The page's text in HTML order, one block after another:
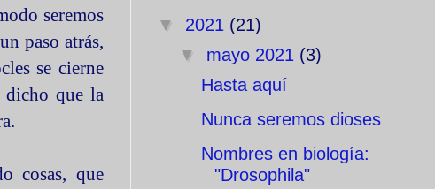
seremos
paso atrás,
se cierne
dicho que la
cosas, que
▼ 2021 (21)
▼ mayo 2021 (3)
Hasta aquí
Nunca seremos dioses
Nombres en biología:
"Drosophila"